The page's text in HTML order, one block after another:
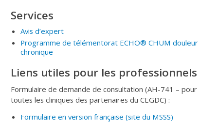
Services
Avis d’expert
Programme de télémentorat ECHO® CHUM douleur
chronique
Liens utiles pour les professionnels
Formulaire de demande de consultation (AH-741 – pour
toutes les cliniques des partenaires du CEGDC) :
Formulaire en version française (site du MSSS)